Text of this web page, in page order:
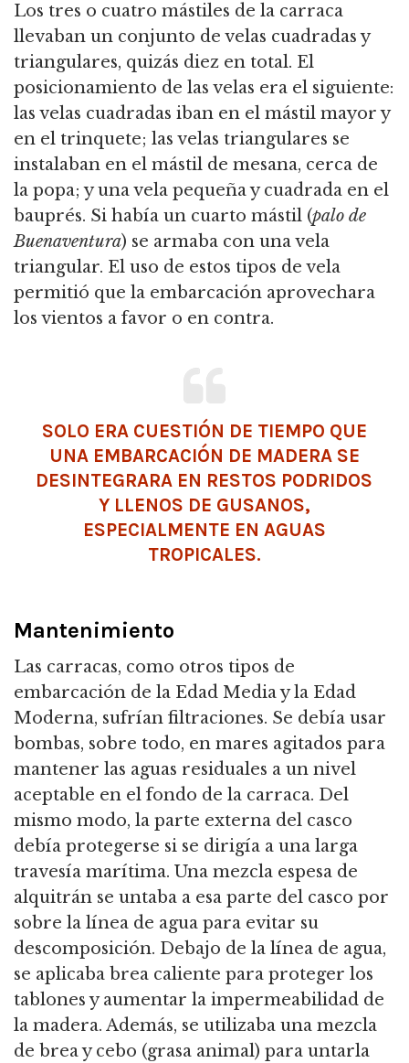
Los tres o cuatro mástiles de la carraca
llevaban un conjunto de velas cuadradas y
triangulares, quizás diez en total. El
posicionamiento de las velas era el siguiente:
las velas cuadradas iban en el mástil mayor y
en el trinquete; las velas triangulares se
instalaban en el mástil de mesana, cerca de
la popa; y una vela pequeña y cuadrada en el
bauprés. Si había un cuarto mástil (palo de
Buenaventura) se armaba con una vela
triangular. El uso de estos tipos de vela
permitió que la embarcación aprovechara
los vientos a favor o en contra.
SOLO ERA CUESTIÓN DE TIEMPO QUE
UNA EMBARCACIÓN DE MADERA SE
DESINTEGRARA EN RESTOS PODRIDOS
Y LLENOS DE GUSANOS,
ESPECIALMENTE EN AGUAS
TROPICALES.
Mantenimiento
Las carracas, como otros tipos de
embarcación de la Edad Media y la Edad
Moderna, sufrían filtraciones. Se debía usar
bombas, sobre todo, en mares agitados para
mantener las aguas residuales a un nivel
aceptable en el fondo de la carraca. Del
mismo modo, la parte externa del casco
debía protegerse si se dirigía a una larga
travesía marítima. Una mezcla espesa de
alquitrán se untaba a esa parte del casco por
sobre la línea de agua para evitar su
descomposición. Debajo de la línea de agua,
se aplicaba brea caliente para proteger los
tablones y aumentar la impermeabilidad de
la madera. Además, se utilizaba una mezcla
de brea y cebo (grasa animal) para untarla